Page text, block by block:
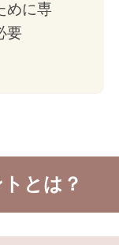
めに専
要
とは？